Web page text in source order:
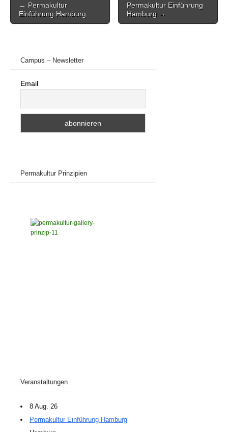
navigation
← Permakultur
Einführung Hamburg
Permakultur Einführung
Hamburg →
Campus – Newsletter
Email
Permakultur Prinzipien
Veranstaltungen
8 Aug. 26
Permakultur Einführung Hamburg